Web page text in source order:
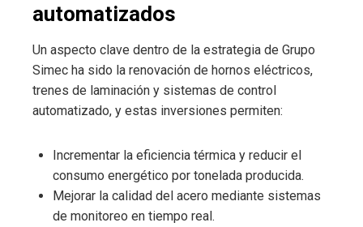
automatizados
Un aspecto clave dentro de la estrategia de Grupo
Simec ha sido la renovación de hornos eléctricos,
trenes de laminación y sistemas de control
automatizado, y estas inversiones permiten:
Incrementar la eficiencia térmica y reducir el
consumo energético por tonelada producida.
Mejorar la calidad del acero mediante sistemas
de monitoreo en tiempo real.